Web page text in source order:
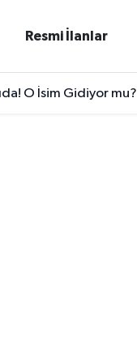
Resmi İlanlar
O İsim Gidiyor mu?